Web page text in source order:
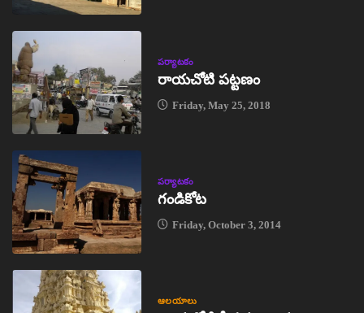
పర్యాటకం
రాయచోటి పట్టణం
Friday, May 25, 2018
పర్యాటకం
గండికోట
Friday, October 3, 2014
ఆలయాలు